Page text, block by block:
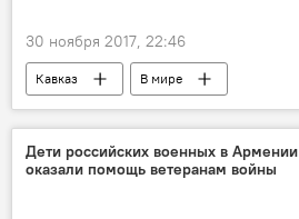
30 ноября 2017, 22:46
Кавказ В мире
Дети российских военных в Армении
оказали помощь ветеранам войны